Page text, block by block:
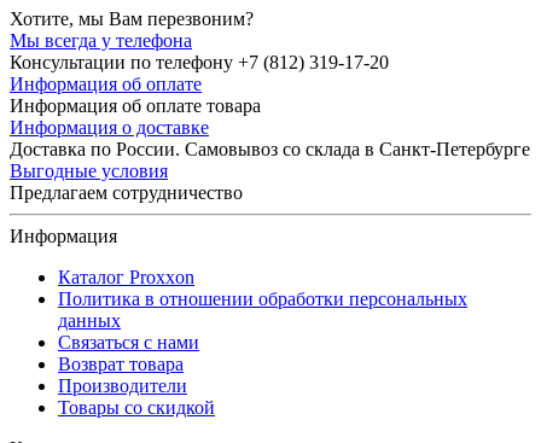
Хотите, мы Вам перезвоним?
Мы всегда у телефона
Консультации по телефону +7 (812) 319-17-20
Информация об оплате
Информация об оплате товара
Информация о доставке
Доставка по России. Самовывоз со склада в Санкт-Петербурге
Выгодные условия
Предлагаем сотрудничество
Информация
Каталог Proxxon
Политика в отношении обработки персональных
данных
Связаться с нами
Возврат товара
Производители
Товары со скидкой